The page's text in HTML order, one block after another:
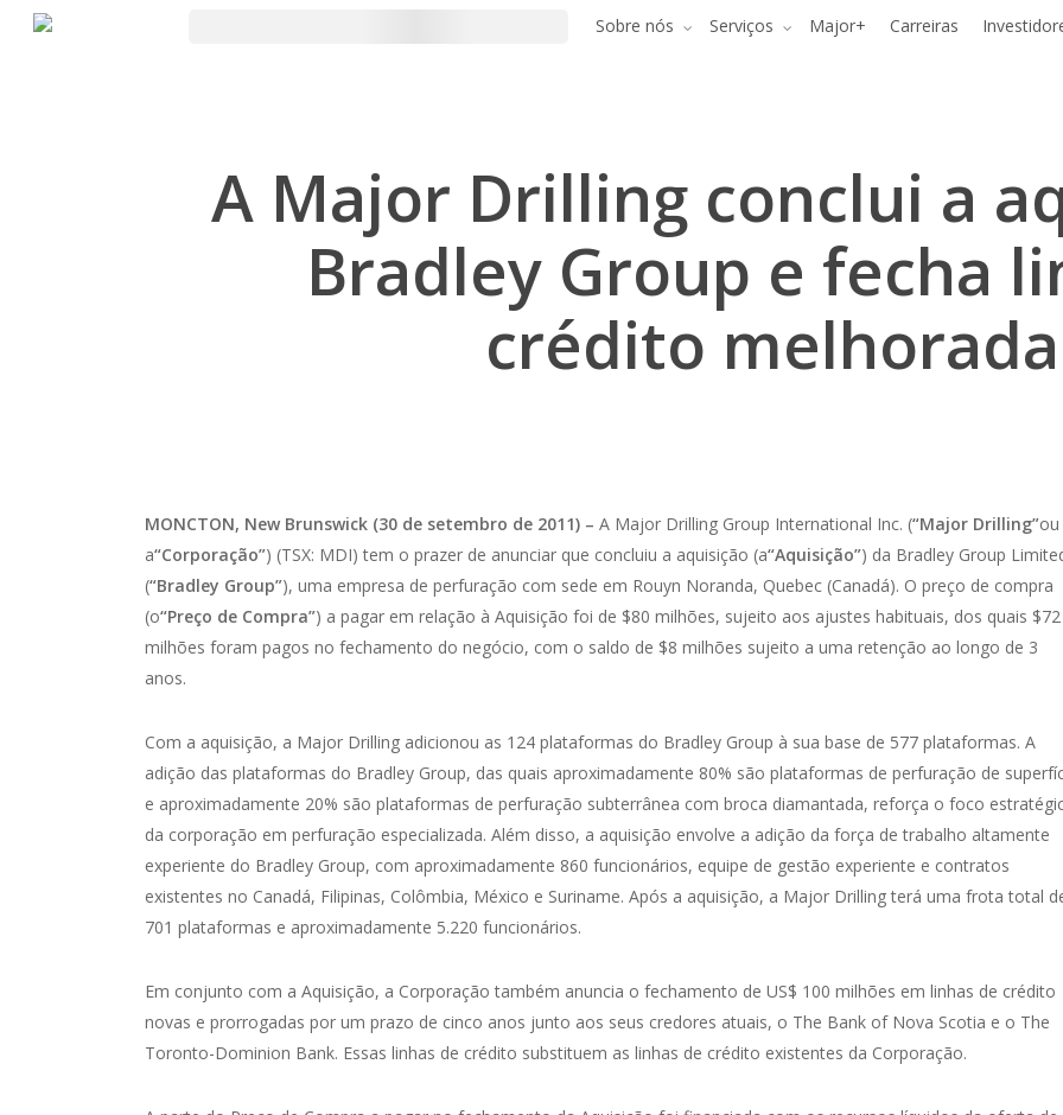
Pular
Sobre nós Serviços Major+ Carreiras
A Major Drilling conclui a
Bradley Group e fecha
crédito
MONCTON, New Brunswick (30 de setembro de 2011) – A Major Drilling Group International Inc. (“Major Drilling”ou
a“Corporação”) (TSX: MDI) tem o prazer de anunciar que concluiu a aquisição (a“Aquisição”) da Bradley Group
(“Bradley Group”), uma empresa de perfuração com sede em Rouyn Noranda, Quebec (Canadá). O preço de compra
(o“Preço de Compra”) a pagar em relação à Aquisição foi de $80 milhões, sujeito aos ajustes habituais, dos quais $72
milhões foram pagos no fechamento do negócio, com o saldo de $8 milhões sujeito a uma retenção ao longo de 3
anos.
Com a aquisição, a Major Drilling adicionou as 124 plataformas do Bradley Group à sua base de 577 plataformas. A
adição das plataformas do Bradley Group, das quais aproximadamente 80% são plataformas de perfuração de
e aproximadamente 20% são plataformas de perfuração subterrânea com broca diamantada, reforça o foco
da corporação em perfuração especializada. Além disso, a aquisição envolve a adição da força de trabalho altamente
experiente do Bradley Group, com aproximadamente 860 funcionários, equipe de gestão experiente e contratos
existentes no Canadá, Filipinas, Colômbia, México e Suriname. Após a aquisição, a Major Drilling terá uma frota total
701 plataformas e aproximadamente 5.220 funcionários.
Em conjunto com a Aquisição, a Corporação também anuncia o fechamento de US$ 100 milhões em linhas de crédito
novas e prorrogadas por um prazo de cinco anos junto aos seus credores atuais, o The Bank of Nova Scotia e o The
Toronto-Dominion Bank. Essas linhas de crédito substituem as linhas de crédito existentes da Corporação.